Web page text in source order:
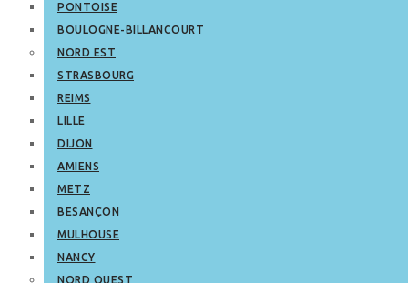
PONTOISE
BOULOGNE-BILLANCOURT
NORD EST
STRASBOURG
REIMS
LILLE
DIJON
AMIENS
METZ
BESANÇON
MULHOUSE
NANCY
NORD OUEST